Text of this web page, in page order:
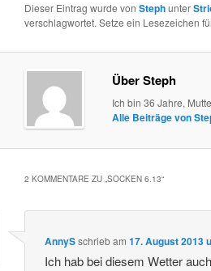
Dieser Eintrag wurde von Stephunter
verschlagwortet. Setze ein Lesezeichen
Über Steph
Ich bin 36 Jahre,
Alle Beiträge von
2 KOMMENTARE ZU „SOCKEN 6.13“
AnnySschriebam17. August 2013
Ich hab bei diesem Wetter